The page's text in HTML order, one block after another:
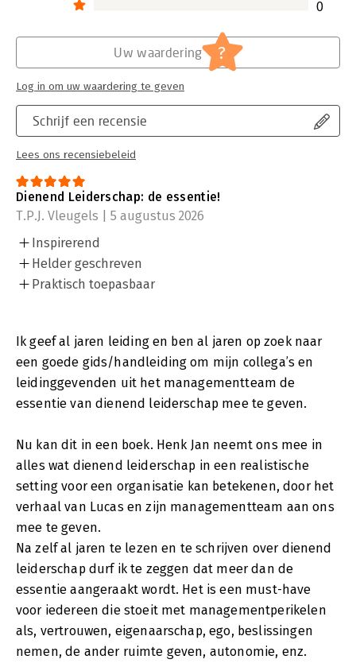
0
Schrijf een recensie
Lees ons recensiebeleid
Uw waardering ?
Log in om uw waardering te geven
Dienend Leiderschap: de essentie!
T.P.J. Vleugels | 5 augustus 2026
Inspirerend
Helder geschreven
Praktisch toepasbaar
Ik geef al jaren leiding en ben al jaren op zoek naar
een goede gids/handleiding om mijn collega’s en
leidinggevenden uit het managementteam de
essentie van dienend leiderschap mee te geven.
Nu kan dit in een boek. Henk Jan neemt ons mee in
alles wat dienend leiderschap in een realistische
setting voor een organisatie kan betekenen, door het
verhaal van Lucas en zijn managementteam aan ons
mee te geven.
Na zelf al jaren te lezen en te schrijven over dienend
leiderschap durf ik te zeggen dat meer dan de
essentie aangeraakt wordt. Het is een must-have
voor iedereen die stoeit met managementperikelen
als, vertrouwen, eigenaarschap, ego, beslissingen
nemen, de ander ruimte geven, autonomie, enz.